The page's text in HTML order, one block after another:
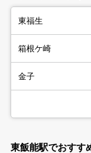
東福生
箱根ケ崎
金子
東飯能駅でおすす